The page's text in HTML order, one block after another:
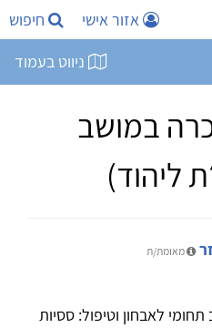
אזור אישי חיפוש
ניווט בעמוד
במושב
ליהוד)
מאומת/ת
לאבחון וטיפול: ססיות